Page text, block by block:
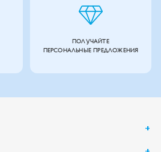
ПОЛУЧАЙТЕ
ПЕРСОНАЛЬНЫЕ ПРЕДЛОЖЕНИЯ